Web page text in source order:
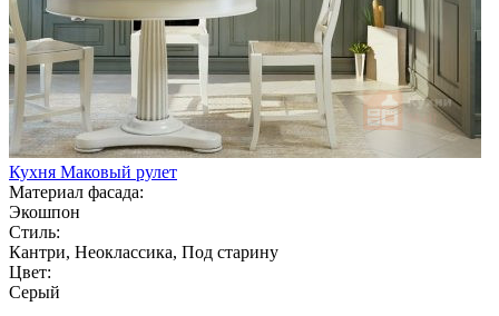
Кухня Маковый рулет
Материал фасада:
Экошпон
Стиль:
Кантри, Неоклассика, Под старину
Цвет:
Серый